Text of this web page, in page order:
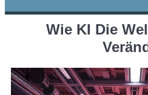
Wie KI Die